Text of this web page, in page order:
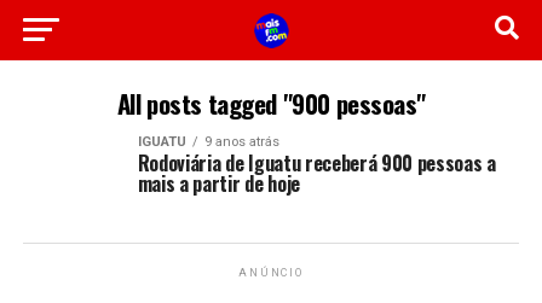
All posts tagged "900 pessoas"
IGUATU 9 anos atrás
Rodoviária de Iguatu receberá 900 pessoas a
mais a partir de hoje
ANÚNCIO